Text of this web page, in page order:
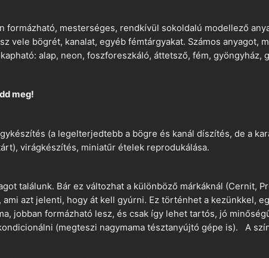
formázható, mesterséges, rendkívül sokoldalú modellező
vele bögrét, kanalat, egyéb fémtárgyakat. Számos anyagot,
alap, neon, foszforeszkáló, áttetsző, fém, gyöngyház,
meg!
(a legelterjedtebb a bögre és kanál díszítés, de a
virágkészítés, miniatűr ételek reprodukálása.
találunk. Bár ez változhat a különböző márkáknál (Cernit,
azt jelenti, hogy át kell gyúrni. Ez történhet a kezünkkel,
jobban formázható lesz, és csak így lehet tartós, jó
(megteszi nagymama tésztanyújtó gépe is). A